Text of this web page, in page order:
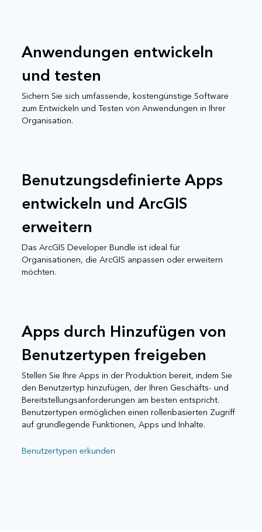
Anwendungen entwickeln
und testen
Sichern Sie sich umfassende, kostengünstige Software
zum Entwickeln und Testen von Anwendungen in Ihrer
Organisation.
Benutzungsdefinierte Apps
entwickeln und ArcGIS
erweitern
Das ArcGIS Developer Bundle ist ideal für
Organisationen, die ArcGIS anpassen oder erweitern
möchten.
Apps durch Hinzufügen von
Benutzertypen freigeben
Stellen Sie Ihre Apps in der Produktion bereit, indem Sie
den Benutzertyp hinzufügen, der Ihren Geschäfts- und
Bereitstellungsanforderungen am besten entspricht.
Benutzertypen ermöglichen einen rollenbasierten Zugriff
auf grundlegende Funktionen, Apps und Inhalte.
Benutzertypen erkunden